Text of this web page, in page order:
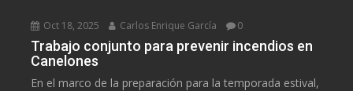
Oct 18, 2025 Carlos Enrique García 0
Trabajo conjunto para prevenir incendios en
Canelones
En el marco de la preparación para la temporada estival,